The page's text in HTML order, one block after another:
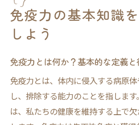
免疫力が低下する原因と
多くの人が誤解している免疫
免疫力に関する一般的な誤
免疫力を過信しないため
免疫力と病気予防の関係性
免疫力がすべての病気を
い
免疫力の基本知識
しよう
免疫力とは何か？基本的な定義
免疫力とは、体内に侵入する病原
し、排除する能力のことを指しま
は、私たちの健康を維持する上で